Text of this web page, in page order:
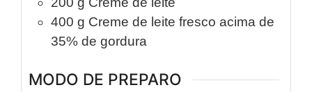
400 g Creme de leite fresco acima de
35% de gordura
MODO DE PREPARO